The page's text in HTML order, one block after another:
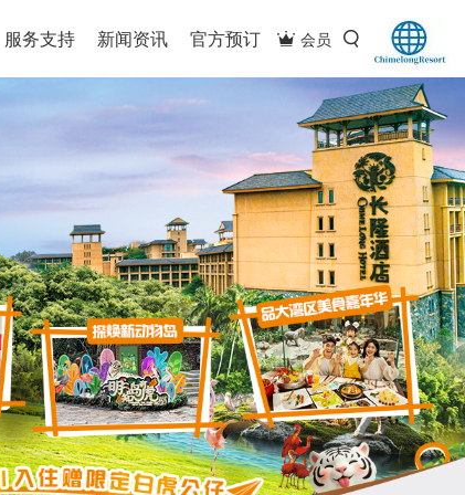
会员
服务支持 新闻资讯 官方预订